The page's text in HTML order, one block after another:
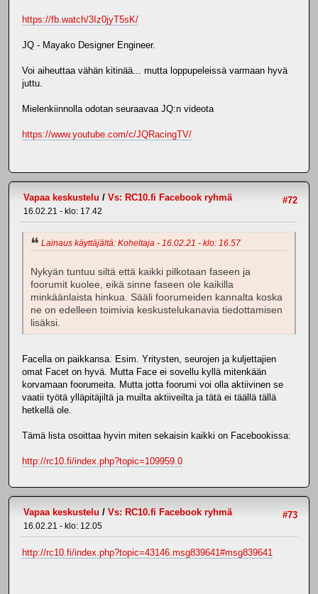
https://fb.watch/3Iz0jyT5sK/
JQ - Mayako Designer Engineer.
Voi aiheuttaa vähän kitinää... mutta loppupeleissä varmaan hyvä
juttu.
Mielenkiinnolla odotan seuraavaa JQ:n videota
https://www.youtube.com/c/JQRacingTV/
#72
Vapaa keskustelu / Vs: RC10.fi Facebook ryhmä
16.02.21 - klo: 17.42
Lainaus käyttäjältä: Koheltaja - 16.02.21 - klo: 16.57
Nykyän tuntuu siltä että kaikki pilkotaan faseen ja
foorumit kuolee, eikä sinne faseen ole kaikilla
minkäänlaista hinkua. Sääli foorumeiden kannalta koska
ne on edelleen toimivia keskustelukanavia tiedottamisen
lisäksi.
Facella on paikkansa. Esim. Yritysten, seurojen ja kuljettajien
omat Facet on hyvä. Mutta Face ei sovellu kyllä mitenkään
korvamaan foorumeita. Mutta jotta foorumi voi olla aktiivinen se
vaatii työtä ylläpitäjiltä ja muilta aktiiveilta ja tätä ei täällä tällä
hetkellä ole.
Tämä lista osoittaa hyvin miten sekaisin kaikki on Facebookissa:
http://rc10.fi/index.php?topic=109959.0
#73
Vapaa keskustelu / Vs: RC10.fi Facebook ryhmä
16.02.21 - klo: 12.05
http://rc10.fi/index.php?topic=43146.msg839641#msg839641